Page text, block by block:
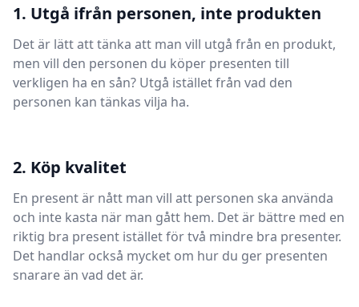
1. Utgå ifrån personen, inte produkten
Det är lätt att tänka att man vill utgå från en produkt,
men vill den personen du köper presenten till
verkligen ha en sån? Utgå istället från vad den
personen kan tänkas vilja ha.
2. Köp kvalitet
En present är nått man vill att personen ska använda
och inte kasta när man gått hem. Det är bättre med en
riktig bra present istället för två mindre bra presenter.
Det handlar också mycket om hur du ger presenten
snarare än vad det är.